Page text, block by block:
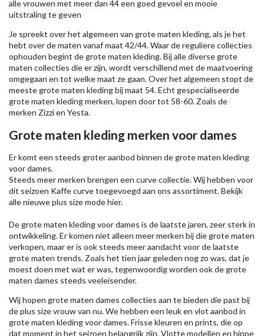
alle vrouwen met meer dan 44 een goed gevoel en mooie
uitstraling te geven
Je spreekt over het algemeen van grote maten kleding, als je het
hebt over de maten vanaf maat 42/44. Waar de reguliere collecties
ophouden begint de grote maten kleding. Bij alle diverse grote
maten collecties die er zijn, wordt verschillend met de maatvoering
omgegaan en tot welke maat ze gaan. Over het algemeen stopt de
meeste grote maten kleding bij maat 54. Echt gespecialiseerde
grote maten kleding merken, lopen door tot 58-60. Zoals de
merken Zizzien Yesta.
Grote maten kleding merken voor dames
Er komt een steeds groter aanbod binnen de grote maten kleding
voor dames.
Steeds meer merken brengen een curve collectie. Wij hebben voor
dit seizoen Kaffecurve toegevoegd aan ons assortiment. Bekijk
alle nieuweplus size modehier.
De grote maten kleding voor dames is de laatste jaren, zeer sterk in
ontwikkeling. Er komen niet alleen meer merken bij die grote maten
verkopen, maar er is ook steeds meer aandacht voor de laatste
grote maten trends. Zoals het tien jaar geleden nog zo was, dat je
moest doen met wat er was, tegenwoordig worden ook de grote
maten dames steeds veeleisender.
Wij hopen grote maten dames collecties aan te bieden die past bij
de plus size vrouw van nu. We hebben een leuk en vlot aanbod in
grote maten kleding voor dames. Frisse kleuren en prints, die op
dat moment in het seizoen belangrijk zijn. Vlotte modellen en hippe